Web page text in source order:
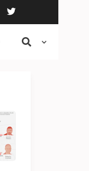
Società